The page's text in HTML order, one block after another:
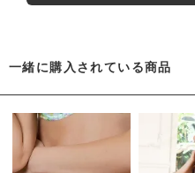
一緒に購入されている商品